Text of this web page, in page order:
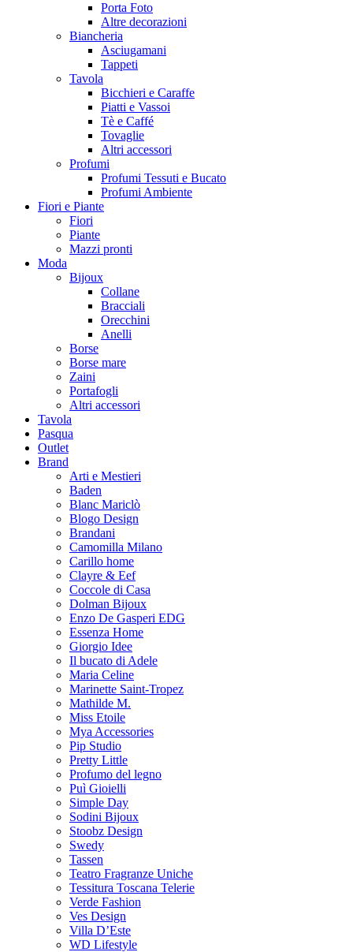
Porta Foto
Altre decorazioni
Biancheria
Asciugamani
Tappeti
Tavola
Bicchieri e Caraffe
Piatti e Vassoi
Tè e Caffé
Tovaglie
Altri accessori
Profumi
Profumi Tessuti e Bucato
Profumi Ambiente
Fiori e Piante
Fiori
Piante
Mazzi pronti
Moda
Bijoux
Collane
Bracciali
Orecchini
Anelli
Borse
Borse mare
Zaini
Portafogli
Altri accessori
Tavola
Pasqua
Outlet
Brand
Arti e Mestieri
Baden
Blanc Mariclò
Blogo Design
Brandani
Camomilla Milano
Carillo home
Clayre & Eef
Coccole di Casa
Dolman Bijoux
Enzo De Gasperi EDG
Essenza Home
Giorgio Idee
Il bucato di Adele
Maria Celine
Marinette Saint-Tropez
Mathilde M.
Miss Etoile
Mya Accessories
Pip Studio
Pretty Little
Profumo del legno
Puì Gioielli
Simple Day
Sodini Bijoux
Stoobz Design
Swedy
Tassen
Teatro Fragranze Uniche
Tessitura Toscana Telerie
Verde Fashion
Ves Design
Villa D’Este
WD Lifestyle